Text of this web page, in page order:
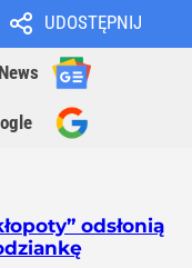
UDOSTĘPNIJ
odsłonią